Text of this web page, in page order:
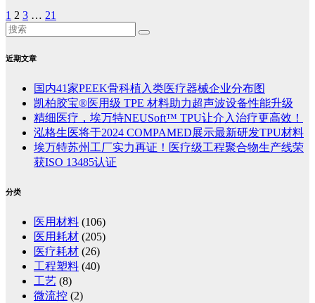
1 2 3 … 21
近期文章
国内41家PEEK骨科植入类医疗器械企业分布图
凯柏胶宝®医用级 TPE 材料助力超声波设备性能升级
精细医疗，埃万特NEUSoft™ TPU让介入治疗更高效！
泓格生医将于2024 COMPAMED展示最新研发TPU材料
埃万特苏州工厂实力再证！医疗级工程聚合物生产线荣
获ISO 13485认证
分类
医用材料 (106)
医用耗材 (205)
医疗耗材 (26)
工程塑料 (40)
工艺 (8)
微流控 (2)